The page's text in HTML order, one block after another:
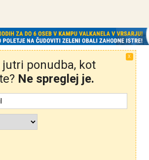
X
jutri ponudba, kot
Ne spreglej je.